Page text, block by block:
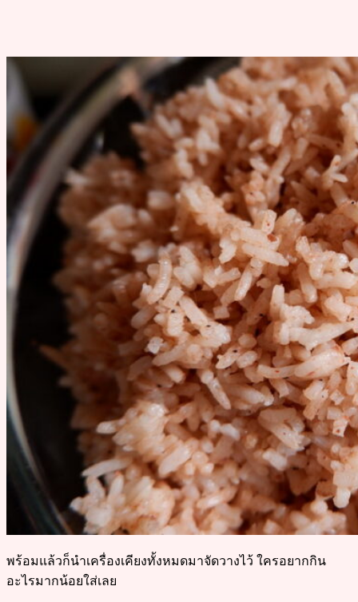
พร้อมแล้วก็นำเครื่องเคียงทั้งหมดมาจัดวางไว้ ใครอยากกิน
อะไรมากน้อยใส่เลย